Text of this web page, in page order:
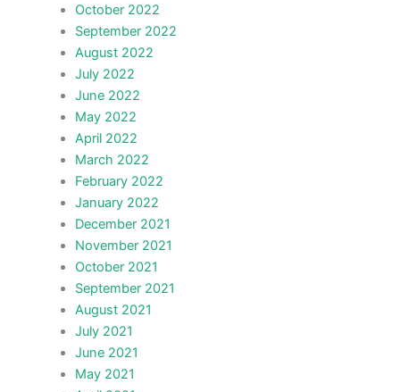
October 2022
September 2022
August 2022
July 2022
June 2022
May 2022
April 2022
March 2022
February 2022
January 2022
December 2021
November 2021
October 2021
September 2021
August 2021
July 2021
June 2021
May 2021